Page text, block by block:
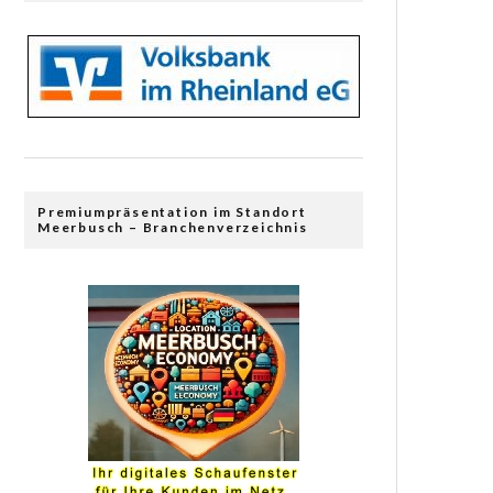
Premiumpräsentation im Standort
Meerbusch – Branchenverzeichnis